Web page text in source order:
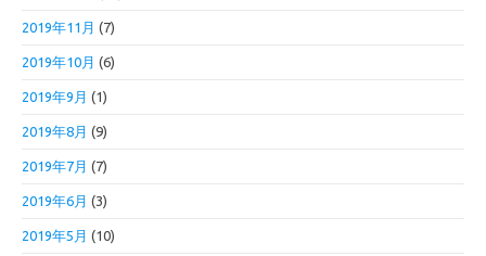
2019年11月 (7)
2019年10月 (6)
2019年9月 (1)
2019年8月 (9)
2019年7月 (7)
2019年6月 (3)
2019年5月 (10)